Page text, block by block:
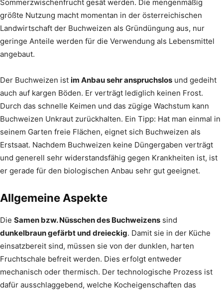
Sommerzwischenfrucht gesät werden. Die mengenmäßig
größte Nutzung macht momentan in der österreichischen
Landwirtschaft der Buchweizen als Gründüngung aus, nur
geringe Anteile werden für die Verwendung als Lebensmittel
angebaut.
Der Buchweizen ist im Anbau sehr anspruchslos und gedeiht
auch auf kargen Böden. Er verträgt lediglich keinen Frost.
Durch das schnelle Keimen und das zügige Wachstum kann
Buchweizen Unkraut zurückhalten. Ein Tipp: Hat man einmal in
seinem Garten freie Flächen, eignet sich Buchweizen als
Erstsaat. Nachdem Buchweizen keine Düngergaben verträgt
und generell sehr widerstandsfähig gegen Krankheiten ist, ist
er gerade für den biologischen Anbau sehr gut geeignet.
Allgemeine Aspekte
Die Samen bzw. Nüsschen des Buchweizens sind
dunkelbraun gefärbt und dreieckig. Damit sie in der Küche
einsatzbereit sind, müssen sie von der dunklen, harten
Fruchtschale befreit werden. Dies erfolgt entweder
mechanisch oder thermisch. Der technologische Prozess ist
dafür ausschlaggebend, welche Kocheigenschaften das